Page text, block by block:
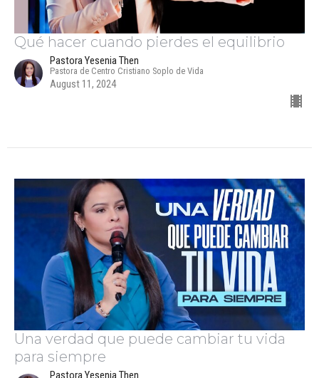
Qué hacer cuando pierdes el equilibrio
Pastora Yesenia Then
Pastora de Centro Cristiano Soplo de Vida
August 11, 2024
Una verdad que puede cambiar tu vida
para siempre
Pastora Yesenia Then